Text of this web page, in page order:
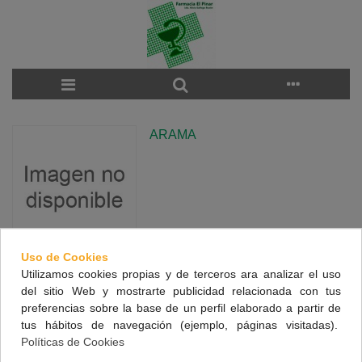
ARAMA
There are no products on the category.
NUESTRA FARMACIA
Uso de Cookies
Utilizamos cookies propias y de terceros ara analizar el uso
del sitio Web y mostrarte publicidad relacionada con tus
preferencias sobre la base de un perfil elaborado a partir de
tus hábitos de navegación (ejemplo, páginas visitadas).
Políticas de Cookies